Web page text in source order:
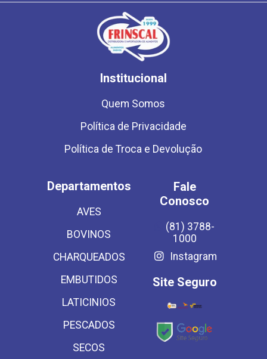
Institucional
Quem Somos
Política de Privacidade
Política de Troca e Devolução
Departamentos
AVES
BOVINOS
CHARQUEADOS
EMBUTIDOS
LATICINIOS
PESCADOS
SECOS
Fale
Conosco
(81) 3788-
1000
Instagram
Site Seguro